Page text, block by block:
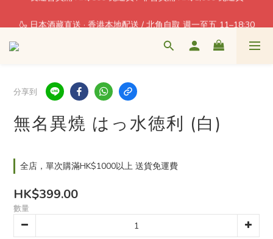
🍶 日本酒藏直送 · 香港本地配送 / 北角自取 週一至五 11–18:30
每消費 1 = 1 積分回贈
分享到
無名異燒 はっ水徳利 (白)
全店，單次購滿HK$1000以上 送貨免運費
HK$399.00
數量